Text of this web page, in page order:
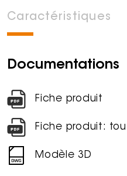
Caractéristiques
Documentations
Fiche produit
Fiche produit:
Modèle 3D